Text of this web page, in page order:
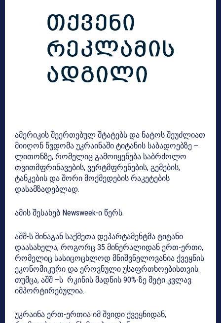
ამერიკის შეერთებულ შტატებს და ნატოს შეუძლიათ
მიიღონ წვდომა უკრაინაში ტიტანის საბადოებზე –
ლითონზე, რომელიც გამოიყენება საბრძოლო
თვითმფრინავების, ვერტმფრენების, გემების,
ტანკების და შორი მოქმედების რაკეტების
დასამზადებლად.
ამის შესახებ Newsweek-ი წერს.
აშშ-ს შინაგან საქმეთა დეპარტამენტმა ტიტანი
დაასახელა, როგორც 35 მინერალიდან ერთ-ერთი,
რომელიც სასიცოცხლოდ მნიშვნელოვანია ქვეყნის
ეკონომიკური და ეროვნული უსაფრთხოებისთვის.
თუმცა, აშშ –ს რკინის მადნის 90%-ზე მეტი კვლავ
იმპორტირებულია.
უკრაინა ერთ-ერთია იმ შვიდი ქვეყნიდან,